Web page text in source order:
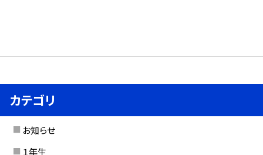
カテゴリ
お知らせ
１年生